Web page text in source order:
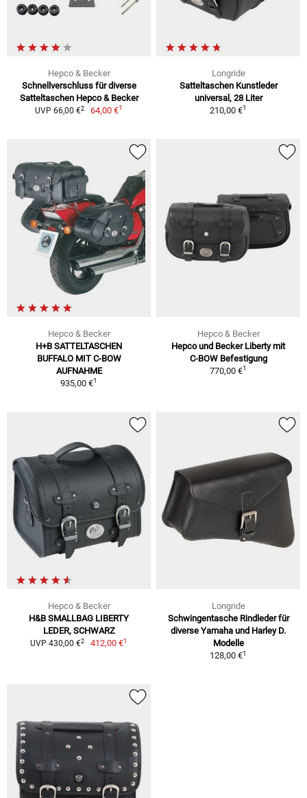
Hepco & Becker
Schnellverschluss für diverse
Satteltaschen Hepco & Becker
UVP 66,00 €2 64,00 €1
Longride
Satteltaschen Kunstleder
universal, 28 Liter
210,00 €1
Hepco & Becker
H+B SATTELTASCHEN
BUFFALO MIT C-BOW
AUFNAHME
935,00 €1
Hepco & Becker
Hepco und Becker Liberty mit
C-BOW Befestigung
770,00 €1
Hepco & Becker
H&B SMALLBAG LIBERTY
LEDER, SCHWARZ
UVP 430,00 €2 412,00 €1
Longride
Schwingentasche Rindleder für
diverse Yamaha und Harley D.
Modelle
128,00 €1